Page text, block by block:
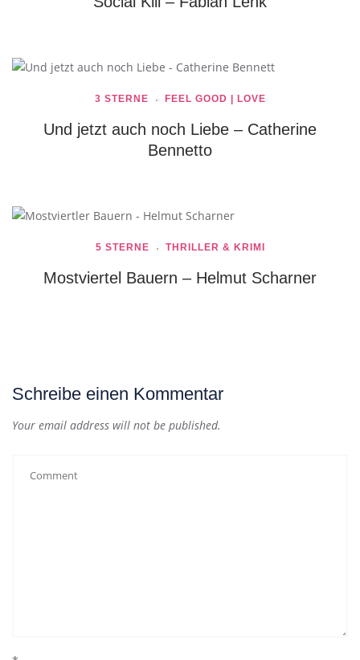
3 STERNE FEEL GOOD | LOVE
Und jetzt auch noch Liebe – Catherine
Bennetto
5 STERNE THRILLER & KRIMI
Mostviertel Bauern – Helmut Scharner
Schreibe einen Kommentar
Your email address will not be published.